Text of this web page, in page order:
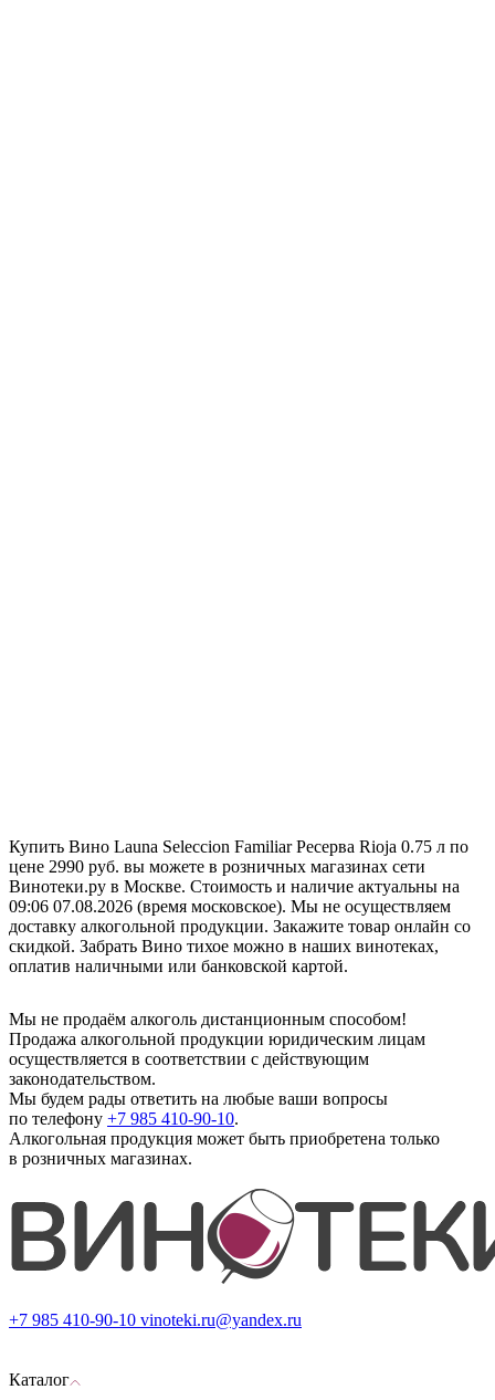
Купить Вино Launa Seleccion Familiar Ресерва Rioja 0.75 л по
цене 2990 руб. вы можете в розничных магазинах сети
Винотеки.ру в Москве. Стоимость и наличие актуальны на
09:06 07.08.2026 (время московское). Мы не осуществляем
доставку алкогольной продукции. Закажите товар онлайн со
скидкой. Забрать Вино тихое можно в наших винотеках,
оплатив наличными или банковской картой.
Мы не продаём алкоголь дистанционным способом!
Продажа алкогольной продукции юридическим лицам
осуществляется в соответствии с действующим
законодательством.
Мы будем рады ответить на любые ваши вопросы
по телефону +7 985 410-90-10.
Алкогольная продукция может быть приобретена только
в розничных магазинах.
+7 985 410-90-10 vinoteki.ru@yandex.ru
Каталог